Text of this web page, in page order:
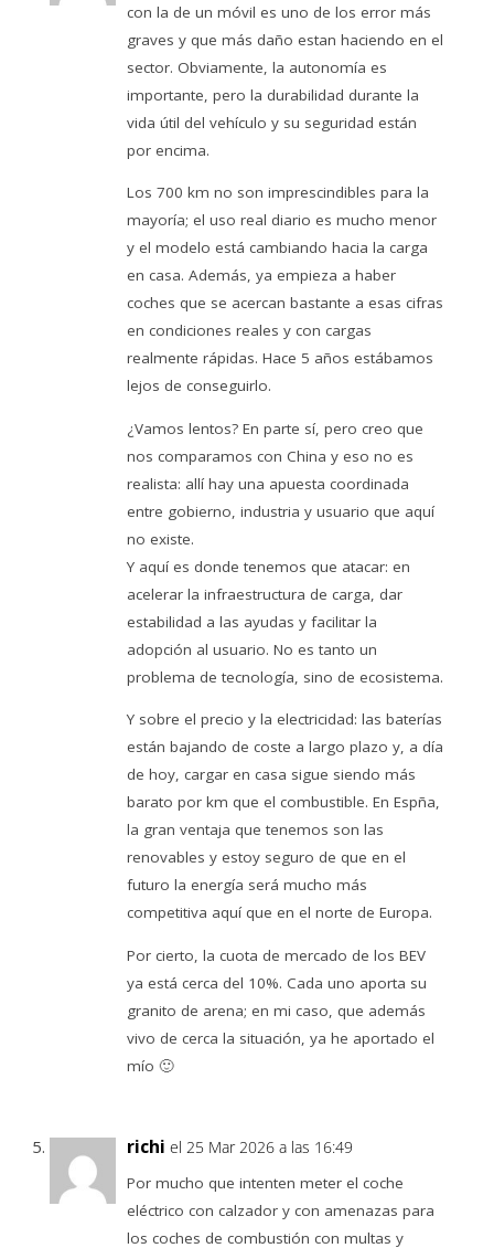
con la de un móvil es uno de los error más
graves y que más daño estan haciendo en el
sector. Obviamente, la autonomía es
importante, pero la durabilidad durante la
vida útil del vehículo y su seguridad están
por encima.
Los 700 km no son imprescindibles para la
mayoría; el uso real diario es mucho menor
y el modelo está cambiando hacia la carga
en casa. Además, ya empieza a haber
coches que se acercan bastante a esas cifras
en condiciones reales y con cargas
realmente rápidas. Hace 5 años estábamos
lejos de conseguirlo.
¿Vamos lentos? En parte sí, pero creo que
nos comparamos con China y eso no es
realista: allí hay una apuesta coordinada
entre gobierno, industria y usuario que aquí
no existe.
Y aquí es donde tenemos que atacar: en
acelerar la infraestructura de carga, dar
estabilidad a las ayudas y facilitar la
adopción al usuario. No es tanto un
problema de tecnología, sino de ecosistema.
Y sobre el precio y la electricidad: las baterías
están bajando de coste a largo plazo y, a día
de hoy, cargar en casa sigue siendo más
barato por km que el combustible. En Espña,
la gran ventaja que tenemos son las
renovables y estoy seguro de que en el
futuro la energía será mucho más
competitiva aquí que en el norte de Europa.
Por cierto, la cuota de mercado de los BEV
ya está cerca del 10%. Cada uno aporta su
granito de arena; en mi caso, que además
vivo de cerca la situación, ya he aportado el
mío 🙂
richi el 25 Mar 2026 a las 16:49
Por mucho que intenten meter el coche
eléctrico con calzador y con amenazas para
los coches de combustión con multas y